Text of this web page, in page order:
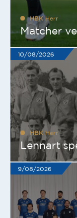
HBKHerr
Matcher
10/08/2026
HBK Herr
Lennart
9/08/2026